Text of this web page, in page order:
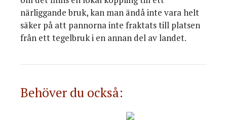
närliggande bruk, kan man ändå inte vara helt
säker på att pannorna inte fraktats till platsen
från ett tegelbruk i en annan del av landet.
Behöver du också: